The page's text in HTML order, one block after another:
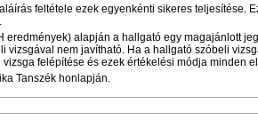
feltétele ezek egyenkénti sikeres teljesítése.
eredmények) alapján a hallgató egy magajánlott
vizsgával nem javítható. Ha a hallgató szóbeli
felépítése és ezek értékelési módja minden
Tanszék honlapján.